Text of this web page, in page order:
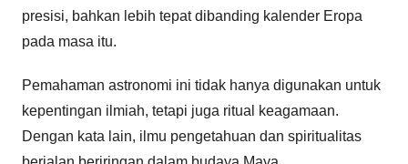
presisi, bahkan lebih tepat dibanding kalender Eropa
pada masa itu.
Pemahaman astronomi ini tidak hanya digunakan untuk
kepentingan ilmiah, tetapi juga ritual keagamaan.
Dengan kata lain, ilmu pengetahuan dan spiritualitas